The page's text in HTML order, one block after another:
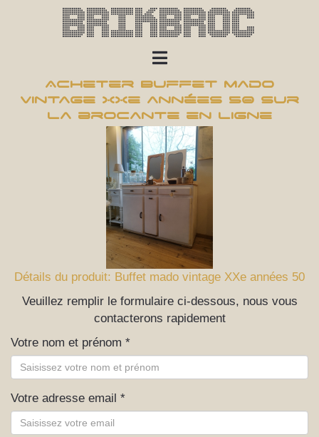
Brikbroc
Acheter Buffet mado
vintage XXe années 50 sur
la brocante en ligne
Détails du produit: Buffet mado vintage XXe années 50
Veuillez remplir le formulaire ci-dessous, nous vous
contacterons rapidement
Votre nom et prénom *
Votre adresse email *